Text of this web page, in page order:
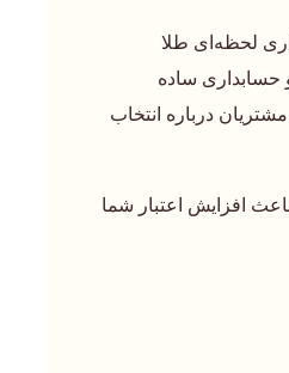
لحظه‌ای طلا
ساده
درباره انتخاب
افزایش اعتبار شما